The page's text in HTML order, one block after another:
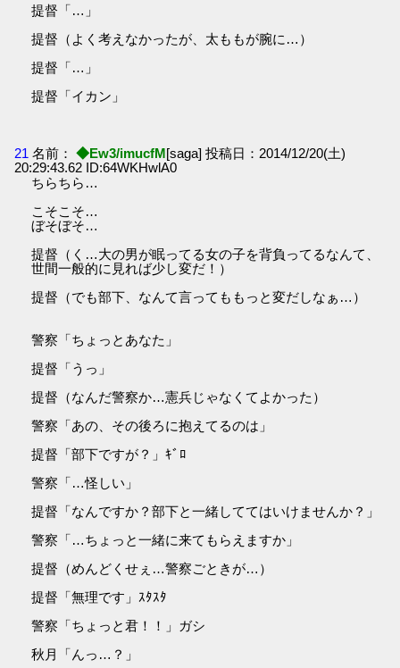
提督「…」
提督（よく考えなかったが、太ももが腕に…）
提督「…」
提督「イカン」
21 名前： ◆Ew3/imucfM[saga] 投稿日：2014/12/20(土)
20:29:43.62 ID:64WKHwlA0
ちらちら…
こそこそ…
ぼそぼそ…
提督（く…大の男が眠ってる女の子を背負ってるなんて、
世間一般的に見れば少し変だ！）
提督（でも部下、なんて言ってももっと変だしなぁ…）
警察「ちょっとあなた」
提督「うっ」
提督（なんだ警察か…憲兵じゃなくてよかった）
警察「あの、その後ろに抱えてるのは」
提督「部下ですが？」ｷﾞﾛ
警察「…怪しい」
提督「なんですか？部下と一緒しててはいけませんか？」
警察「…ちょっと一緒に来てもらえますか」
提督（めんどくせぇ…警察ごときが…）
提督「無理です」ｽﾀｽﾀ
警察「ちょっと君！！」ガシ
秋月「んっ…？」